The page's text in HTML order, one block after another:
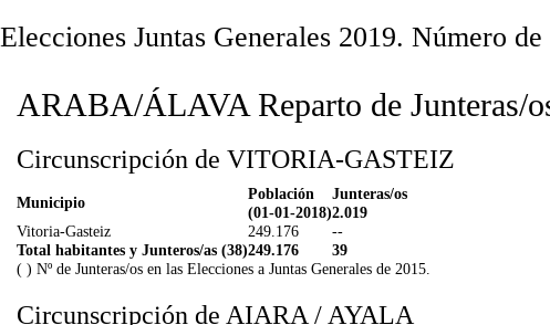
Elecciones Juntas Generales 2019. Número
ARABA/ÁLAVA Reparto de Junteras/
Circunscripción de VITORIA-GASTEIZ
Municipio
Población
(01-01-2018)
Junteras/os
2.019
Vitoria-Gasteiz
249.176
--
Total habitantes y Junteros/as (38)249.176
39
( ) Nº de Junteras/os en las Elecciones a Juntas Generales de 2015.
Circunscripción de AIARA / AYALA